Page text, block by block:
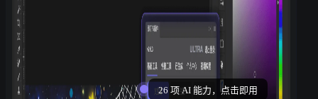
26 项 AI 能力，点击即用